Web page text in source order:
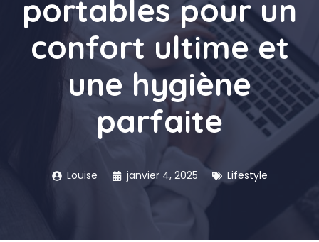
portables pour un
confort ultime et
une hygiène
parfaite
Louise janvier 4, 2025 Lifestyle